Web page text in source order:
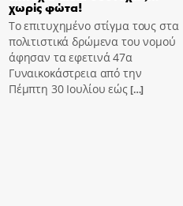
χωρίς φώτα!
Το επιτυχημένο στίγμα τους στα
πολιτιστικά δρώμενα του νομού
άφησαν τα εφετινά 47α
Γυναικοκάστρεια από την
Πέμπτη 30 Ιουλίου εώς[…]